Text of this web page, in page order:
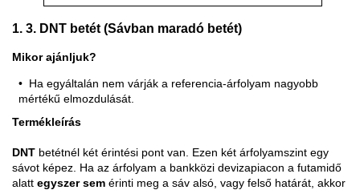
1. 3. DNT betét (Sávban maradó betét)
Mikor ajánljuk?
Ha egyáltalán nem várják a referencia-árfolyam nagyobb
mértékű elmozdulását.
Termékleírás
DNT betétnél két érintési pont van. Ezen két árfolyamszint egy
sávot képez. Ha az árfolyam a bankközi devizapiacon a futamidő
alatt egyszer sem érinti meg a sáv alsó, vagy felső határát, akkor